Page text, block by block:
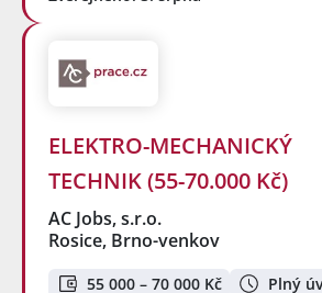
ELEKTRO-MECHANICKÝ
TECHNIK (55-70.000 Kč)
AC Jobs, s.r.o.
Rosice, Brno-venkov
55 000 – 70 000 Kč Plný